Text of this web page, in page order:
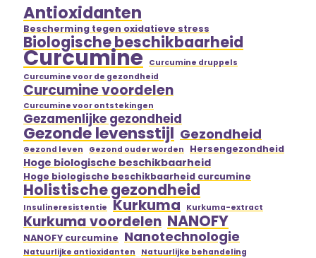
Antioxidanten
Bescherming tegen oxidatieve stress
Biologische beschikbaarheid
Curcumine Curcumine druppels
Curcumine voor de gezondheid
Curcumine voordelen
Curcumine voor ontstekingen
Gezamenlijke gezondheid
Gezonde levensstijl Gezondheid
Gezond leven Gezond ouder worden Hersengezondheid
Hoge biologische beschikbaarheid
Hoge biologische beschikbaarheid curcumine
Holistische gezondheid
Insulineresistentie Kurkuma Kurkuma-extract
Kurkuma voordelen NANOFY
NANOFY curcumine Nanotechnologie
Natuurlijke antioxidanten Natuurlijke behandeling